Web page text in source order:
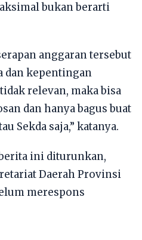
bukan berarti
anggaran tersebut
dan kepentingan
relevan, maka bisa
dan hanya bagus buat
Sekda saja,” katanya.
ini diturunkan,
Daerah Provinsi
merespons